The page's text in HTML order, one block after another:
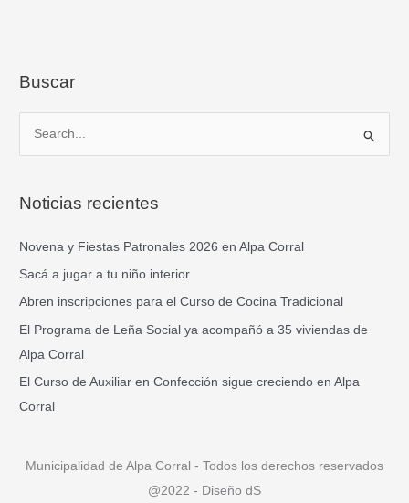
Buscar
c
r
:
Noticias recientes
Novena y Fiestas Patronales 2026 en Alpa Corral
Sacá a jugar a tu niño interior
Abren inscripciones para el Curso de Cocina Tradicional
El Programa de Leña Social ya acompañó a 35 viviendas de
Alpa Corral
El Curso de Auxiliar en Confección sigue creciendo en Alpa
Corral
Municipalidad de Alpa Corral - Todos los derechos reservados
@2022 - Diseño dS